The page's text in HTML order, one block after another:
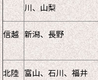
川、山梨
信越 新潟、長野
北陸 富山、石川、福井